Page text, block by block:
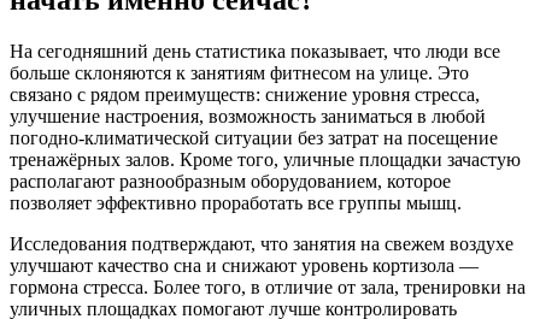
На сегодняшний день статистика показывает, что люди все
больше склоняются к занятиям фитнесом на улице. Это
связано с рядом преимуществ: снижение уровня стресса,
улучшение настроения, возможность заниматься в любой
погодно-климатической ситуации без затрат на посещение
тренажёрных залов. Кроме того, уличные площадки зачастую
располагают разнообразным оборудованием, которое
позволяет эффективно проработать все группы мышц.
Исследования подтверждают, что занятия на свежем воздухе
улучшают качество сна и снижают уровень кортизола —
гормона стресса. Более того, в отличие от зала, тренировки на
уличных площадках помогают лучше контролировать